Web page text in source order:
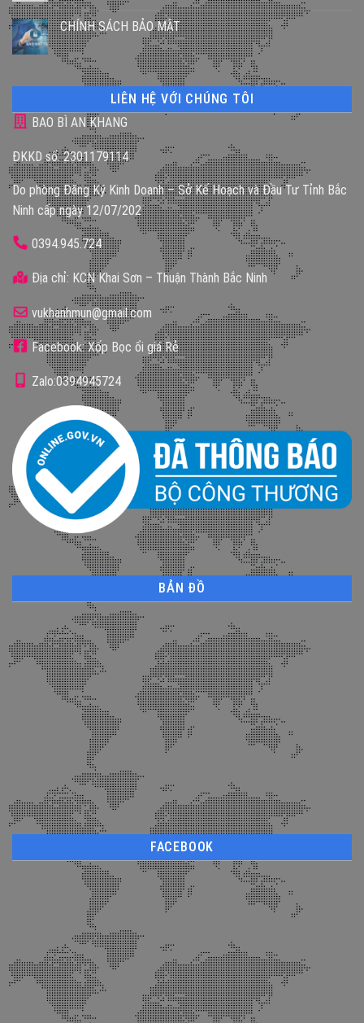
CHÍNH SÁCH BẢO MẬT
LIÊN HỆ VỚI CHÚNG TÔI
BAO BÌ AN KHANG
ĐKKD số: 2301179114
Do phòng Đăng Ký Kinh Doanh – Sở Kế Hoạch và Đầu Tư Tỉnh Bắc
Ninh cấp ngày 12/07/202
0394.945.724
Địa chỉ: KCN Khai Sơn – Thuận Thành Bắc Ninh
vukhanhmun@gmail.com
Facebook: Xốp Bọc ổi giá Rẻ
Zalo:0394945724
BẢN ĐỒ
FACEBOOK